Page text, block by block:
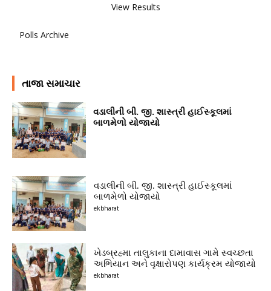
View Results
Polls Archive
તાજા સમાચાર
વડાલીની બી. જી. શાસ્ત્રી હાઈસ્કૂલમાં
બાળમેળો યોજાયો
વડાલીની બી. જી. શાસ્ત્રી હાઈસ્કૂલમાં
બાળમેળો યોજાયો
ekbharat
ખેડબ્રહ્મા તાલુકાના દામાવાસ ગામે સ્વચ્છતા
અભિયાન અને વૃક્ષારોપણ કાર્યક્રમ યોજાયો
ekbharat